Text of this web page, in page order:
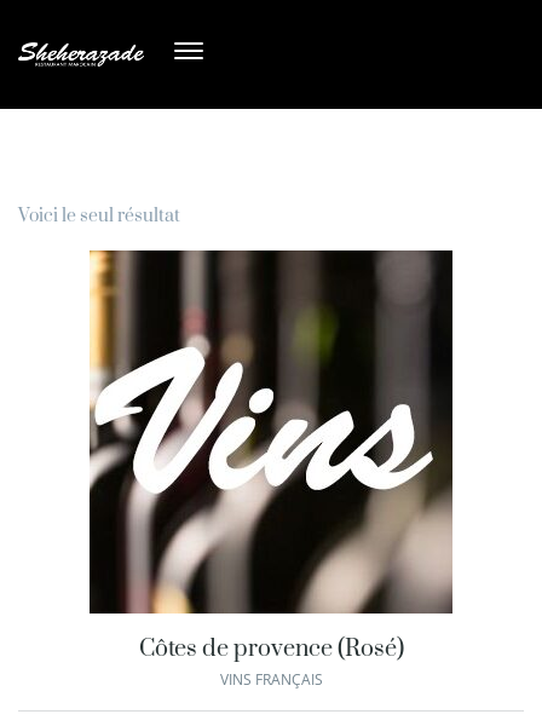
Voici le seul résultat
Côtes de provence (Rosé)
VINS FRANÇAIS